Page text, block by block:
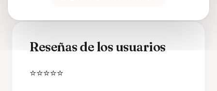
Reseñas de los usuarios
⭐⭐⭐⭐⭐